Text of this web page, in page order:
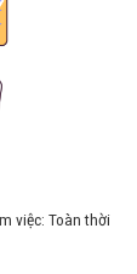
việc: Toàn thời